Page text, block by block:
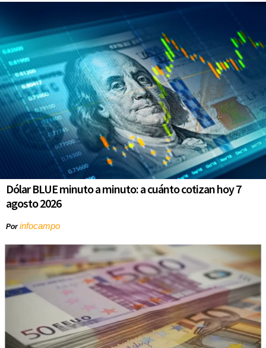
Dólar BLUE minuto a minuto: a cuánto cotizan hoy 7
agosto 2026
Porinfocampo